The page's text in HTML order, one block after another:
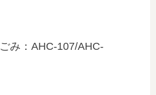
み：AHC-107/AHC-